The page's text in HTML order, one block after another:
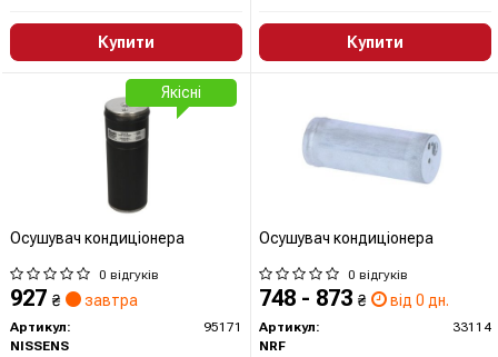
Купити Купити
Осушувач кондиціонера
0 відгуків
927 ₴ завтра
Артикул:
95171
NISSENS
Якісні
Осушувач кондиціонера
0 відгуків
748 - 873 ₴ від 0 дн.
Артикул:
33114
NRF